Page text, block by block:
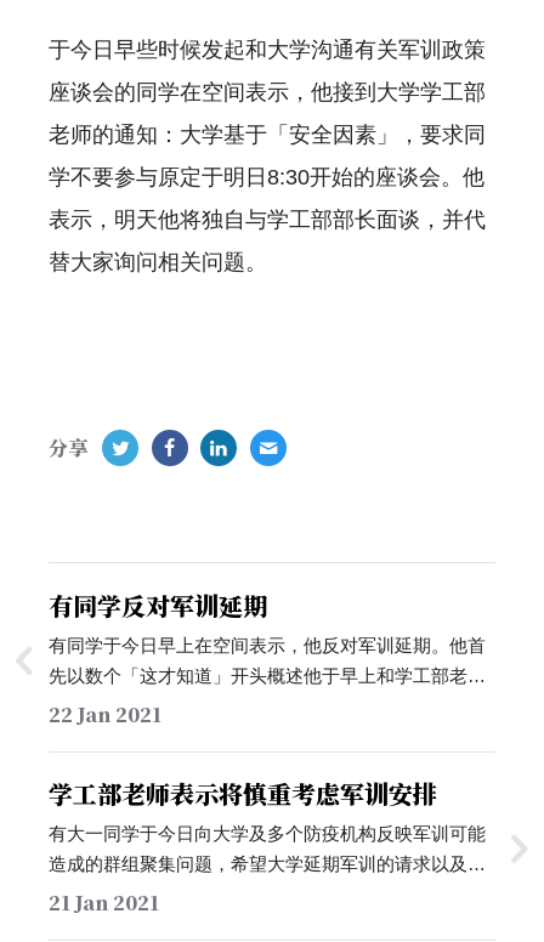
于今日早些时候发起和大学沟通有关军训政策
座谈会的同学在空间表示，他接到大学学工部
老师的通知：大学基于「安全因素」，要求同
学不要参与原定于明日8:30开始的座谈会。他
表示，明天他将独自与学工部部长面谈，并代
替大家询问相关问题。
分享
有同学反对军训延期
有同学于今日早上在空间表示，他反对军训延期。他首
先以数个「这才知道」开头概述他于早上和学工部老师
交流的结果：学工部老师并不知晓昨日同学于空间中发
单位，不能使用手机是保密需要。…
22 Jan 2021
学工部老师表示将慎重考虑军训安排
有大一同学于今日向大学及多个防疫机构反映军训可能
造成的群组聚集问题，希望大学延期军训的请求以及大
学校内新增两例COVID-19同乘密接者的形势。有同学
21 Jan 2021